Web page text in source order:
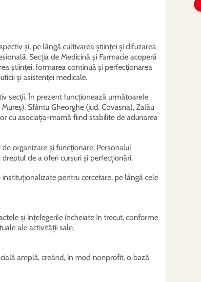
și, pe lângă cultivarea științei și difuzarea
Secția de Medicină și Farmacie acoperă
științei, formarea continuă și perfecționarea
și asistenței medicale.
secții. În prezent funcționează următoarele
Sfântu Gheorghe (jud. Covasna), Zalău
cu asociația-mamă fiind stabilite de adunarea
organizare și funcționare. Personalul
de a oferi cursuri și perfecționări.
pentru cercetare, pe lângă cele
și înțelegerile încheiate în trecut, conforme
ale activității sale.
amplă, creând, în mod nonprofit, o bază